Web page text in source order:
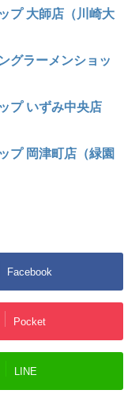
プ 大師店（川崎大
グラーメンショッ
プ いずみ中央店
プ 岡津町店（緑園
Facebook
Pocket
LINE